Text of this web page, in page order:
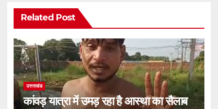
Related Post
उत्तराखंड
कांवड़ यात्रा में उमड़ रहा है आस्था का सैलाब